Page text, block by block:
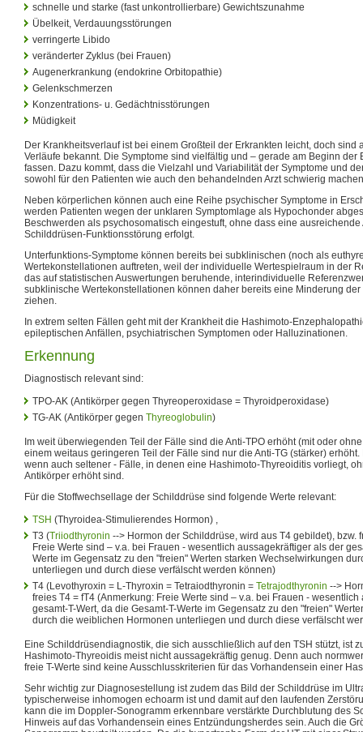
schnelle und starke (fast unkontrollierbare) Gewichtszunahme
Übelkeit, Verdauungsstörungen
verringerte Libido
veränderter Zyklus (bei Frauen)
Augenerkrankung (endokrine Orbitopathie)
Gelenkschmerzen
Konzentrations- u. Gedächtnisstörungen
Müdigkeit
Der Krankheitsverlauf ist bei einem Großteil der Erkrankten leicht, doch sind
Verläufe bekannt. Die Symptome sind vielfältig und – gerade am Beginn der
fassen. Dazu kommt, dass die Vielzahl und Variabilität der Symptome und
sowohl für den Patienten wie auch den behandelnden Arzt schwierig
Neben körperlichen können auch eine Reihe psychischer Symptome in
werden Patienten wegen der unklaren Symptomlage als Hypochonder
Beschwerden als psychosomatisch eingestuft, ohne dass eine
Schilddrüsen-Funktionsstörung erfolgt.
Unterfunktions-Symptome können bereits bei subklinischen (noch als
Wertekonstellationen auftreten, weil der individuelle Wertespielraum in der
das auf statistischen Auswertungen beruhende, interindividuelle
subklinische Wertekonstellationen können daher bereits eine Minderung
ziehen.
In extrem selten Fällen geht mit der Krankheit die Hashimoto-
epileptischen Anfällen, psychiatrischen Symptomen oder Halluzinationen.
Erkennung
Diagnostisch relevant sind:
TPO-AK (Antikörper gegen Thyreoperoxidase = Thyroidperoxidase)
TG-AK (Antikörper gegen Thyreoglobulin)
Im weit überwiegenden Teil der Fälle sind die Anti-TPO erhöht (mit oder
einem weitaus geringeren Teil der Fälle sind nur die Anti-TG (stärker)
wenn auch seltener - Fälle, in denen eine Hashimoto-Thyreoiditis vorliegt,
Antikörper erhöht sind.
Für die Stoffwechsellage der Schilddrüse sind folgende Werte relevant:
TSH (Thyroidea-Stimulierendes Hormon) ,
T3 (Triiodthyronin --> Hormon der Schilddrüse, wird aus T4 gebildet), bzw.
Freie Werte sind – v.a. bei Frauen - wesentlich aussagekräftiger als der
Werte im Gegensatz zu den "freien" Werten starken Wechselwirkungen
unterliegen und durch diese verfälscht werden können)
T4 (Levothyroxin = L-Thyroxin = Tetraiodthyronin = Tetrajodthyronin -->
freies T4 = fT4 (Anmerkung: Freie Werte sind – v.a. bei Frauen -
gesamt-T-Wert, da die Gesamt-T-Werte im Gegensatz zu den "freien"
durch die weiblichen Hormonen unterliegen und durch diese verfälscht
Eine Schilddrüsendiagnostik, die sich ausschließlich auf den TSH stützt, ist
Hashimoto-Thyreoidis meist nicht aussagekräftig genug. Denn auch
freie T-Werte sind keine Ausschlusskriterien für das Vorhandensein einer
Sehr wichtig zur Diagnosestellung ist zudem das Bild der Schilddrüse im
typischerweise inhomogen echoarm ist und damit auf den laufenden
kann die im Doppler-Sonogramm erkennbare verstärkte Durchblutung des
Hinweis auf das Vorhandensein eines Entzündungsherdes sein. Auch die